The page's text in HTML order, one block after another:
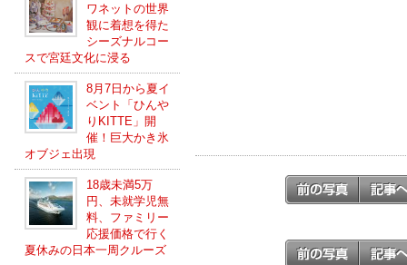
ワネットの世界
観に着想を得た
シーズナルコー
スで宮廷文化に浸る
8月7日から夏イ
ベント「ひんや
りKITTE」開
催！巨大かき氷
オブジェ出現
18歳未満5万
円、未就学児無
料、ファミリー
応援価格で行く
夏休みの日本一周クルーズ